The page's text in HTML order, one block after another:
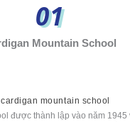
01
Mountain School
được thành lập vào năm 1945